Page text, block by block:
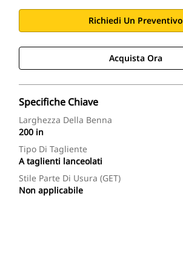
Richiedi Un Preventivo
Acquista Ora
Specifiche Chiave
Larghezza Della Benna
200 in
Tipo Di Tagliente
A taglienti lanceolati
Stile Parte Di Usura (GET)
Non applicabile